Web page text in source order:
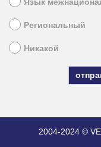
Региональный
Никакой
2004-2024 ©